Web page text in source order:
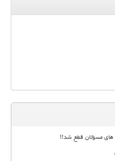
های مسؤلان قطع شد!!